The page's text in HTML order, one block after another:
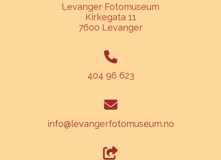
Levanger Fotomuseum
Kirkegata 11
7600 Levanger
404 96 623
info@levangerfotomuseum.no